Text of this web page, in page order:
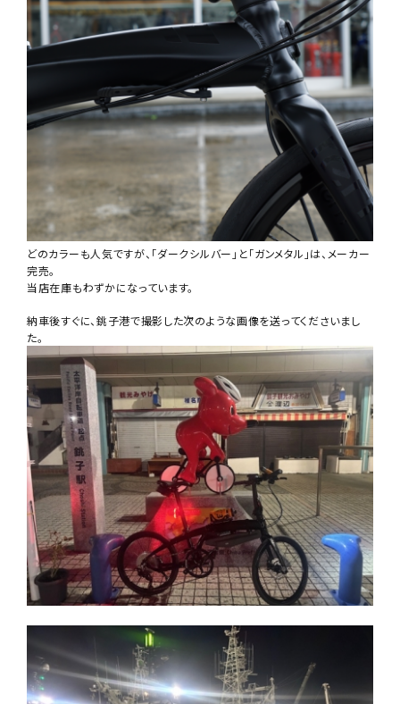
どのカラーも人気ですが、「ダークシルバー」と「ガンメタル」は、メーカー
完売。
当店在庫もわずかになっています。
納車後すぐに、銚子港で撮影した次のような画像を送ってくださいまし
た。